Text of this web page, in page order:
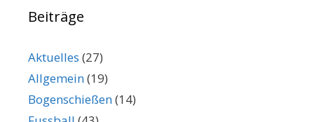
Beiträge
Aktuelles (27)
Allgemein(19)
Bogenschießen(14)